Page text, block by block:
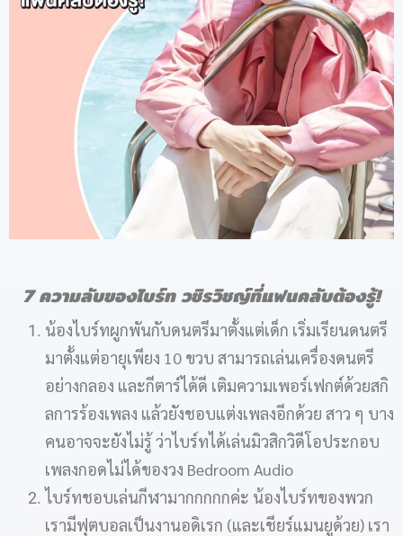
7 ความลับของไบร์ท วชิรวิชญ์ที่แฟนคลับต้องรู้!
น้องไบร์ทผูกพันกับดนตรีมาตั้งแต่เด็ก เริ่มเรียนดนตรี
มาตั้งแต่อายุเพียง 10 ขวบ สามารถเล่นเครื่องดนตรี
อย่างกลอง และกีตาร์ได้ดี เติมความเพอร์เฟกต์ด้วยสกิ
ลการร้องเพลง แล้วยังชอบแต่งเพลงอีกด้วย สาว ๆ บาง
คนอาจจะยังไม่รู้ ว่าไบร์ทได้เล่นมิวสิกวิดีโอประกอบ
เพลงกอดไม่ได้ของวง Bedroom Audio
ไบร์ทชอบเล่นกีฬามากกกกกค่ะ น้องไบร์ทของพวก
เรามีฟุตบอลเป็นงานอดิเรก (และเชียร์แมนยูด้วย) เรา